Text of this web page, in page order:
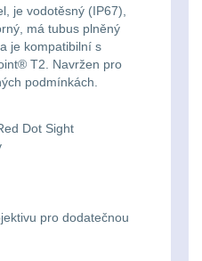
je vodotěsný (IP67),
má tubus plněný
je kompatibilní s
T2. Navržen pro
podmínkách.
Dot Sight
pro dodatečnou